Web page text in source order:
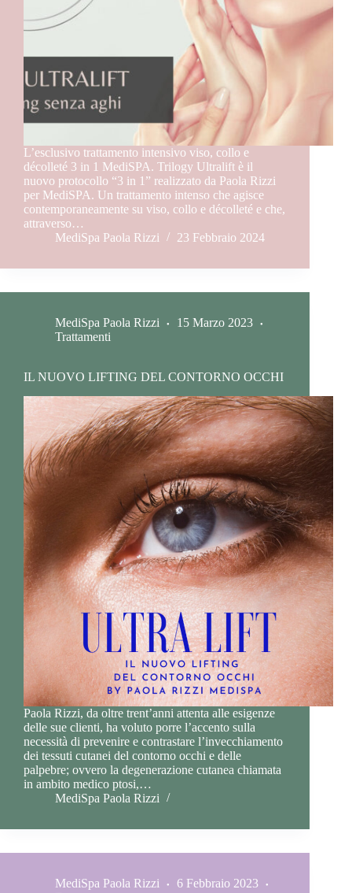
L’esclusivo trattamento intensivo viso, collo e
décolleté 3 in 1 MediSPA. Trilogy Ultralift è il
nuovo protocollo “3 in 1” realizzato da Paola Rizzi
per MediSPA. Un trattamento intenso che agisce
contemporaneamente su viso, collo e décolleté e che,
attraverso…
MediSpa Paola Rizzi
23 Febbraio 2024
MediSpa Paola Rizzi
15 Marzo 2023
Trattamenti
IL NUOVO LIFTING DEL CONTORNO OCCHI
Paola Rizzi, da oltre trent’anni attenta alle esigenze
delle sue clienti, ha voluto porre l’accento sulla
necessità di prevenire e contrastare l’invecchiamento
dei tessuti cutanei del contorno occhi e delle
palpebre; ovvero la degenerazione cutanea chiamata
in ambito medico ptosi,…
MediSpa Paola Rizzi
MediSpa Paola Rizzi
6 Febbraio 2023